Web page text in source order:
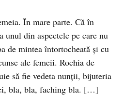
În mare parte. Că în
unul din aspectele pe care nu
de mintea întortocheată şi cu
ale femeii. Rochia de
să fie vedeta nunţii, bijuteria
bla, bla, faching bla. […]